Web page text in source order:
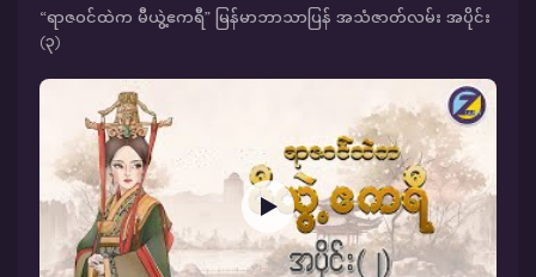
“ရာဇဝင်ထဲက မီယွဲ့ဧကရီ” မြန်မာဘာသာပြန် အသံဇာတ်လမ်း အပိုင်း
(၃)